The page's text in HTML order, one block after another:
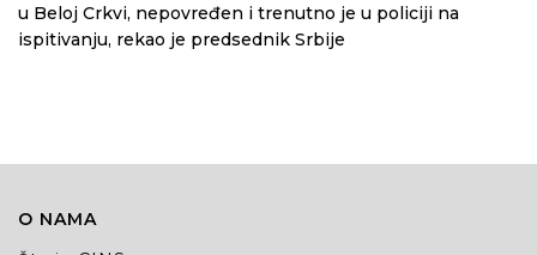
u Beloj Crkvi, nepovređen i trenutno je u policiji na
ispitivanju, rekao je predsednik Srbije
O NAMA